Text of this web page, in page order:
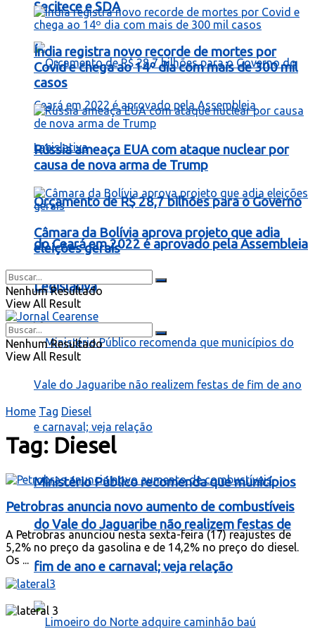
Secitece e SDA
Orçamento de R$ 28,7 bilhões para o Governo
do Ceará em 2022 é aprovado pela Assembleia
Legislativa
Ministério Público recomenda que municípios
do Vale do Jaguaribe não realizem festas de
fim de ano e carnaval; veja relação
Índia registra novo recorde de mortes por
Covid e chega ao 14º dia com mais de 300 mil
casos
Rússia ameaça EUA com ataque nuclear por
causa de nova arma de Trump
Câmara da Bolívia aprova projeto que adia
eleições gerais
Nenhum Resultado
View All Result
Nenhum Resultado
View All Result
Home Tag Diesel
Tag: Diesel
Petrobras anuncia novo aumento de combustíveis
A Petrobras anunciou nesta sexta-feira (17) reajustes de
5,2% no preço da gasolina e de 14,2% no preço do diesel.
Os ...